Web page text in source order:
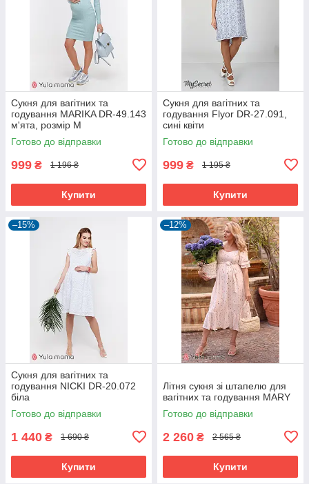
Сукня для вагітних та
годування MARIKA DR-49.143
м'ята, розмір М
Готово до відправки
999 ₴ 1 196 ₴
Купити
Сукня для вагітних та
годування Flyor DR-27.091,
сині квіти
Готово до відправки
999 ₴ 1 195 ₴
Купити
–15%
Сукня для вагітних та
годування NICKI DR-20.072
біла
Готово до відправки
1 440 ₴ 1 690 ₴
Купити
–12%
Літня сукня зі штапелю для
вагітних та годування MARY
Готово до відправки
2 260 ₴ 2 565 ₴
Купити